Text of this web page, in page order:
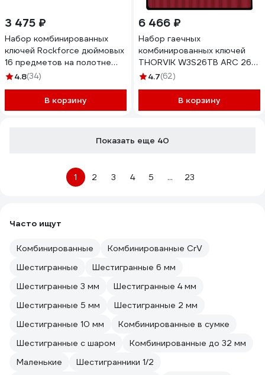
3 475 ₽
Набор комбинированных
ключей Rockforce дюймовых
16 предметов на полотне
RF-5161S(47125)
4.8(34)
В корзину
6 466 ₽
Набор гаечных
комбинированных ключей
THORVIK W3S26TB ARC 26
предметов 52610
4.7(62)
В корзину
Показать еще 40
1 2 3 4 5 ... 23
Часто ищут
Комбинированные
Комбинированные CrV
Шестигранные
Шестигранные 6 мм
Шестигранные 3 мм
Шестигранные 4 мм
Шестигранные 5 мм
Шестигранные 2 мм
Шестигранные 10 мм
Комбинированные в сумке
Шестигранные с шаром
Комбинированные до 32 мм
Маленькие
Шестигранники 1/2